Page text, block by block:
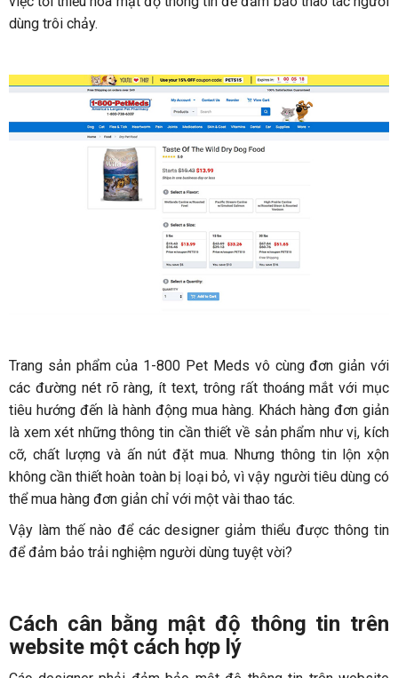
dùng trôi chảy.
Trang sản phẩm của 1-800 Pet Meds vô cùng đơn giản với
các đường nét rõ ràng, ít text, trông rất thoáng mắt với mục
tiêu hướng đến là hành động mua hàng. Khách hàng đơn giản
là xem xét những thông tin cần thiết về sản phẩm như vị, kích
cỡ, chất lượng và ấn nút đặt mua. Nhưng thông tin lộn xộn
không cần thiết hoàn toàn bị loại bỏ, vì vậy người tiêu dùng có
thể mua hàng đơn giản chỉ với một vài thao tác.
Vậy làm thế nào để các designer giảm thiểu được thông tin
để đảm bảo trải nghiệm người dùng tuyệt vời?
Cách cân bằng mật độ thông tin trên
website một cách hợp lý